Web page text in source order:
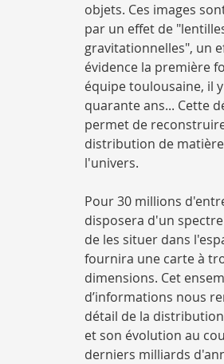
objets. Ces images
par un effet de
gravitationnelles", un
évidence la première
équipe toulousaine, il
quarante ans... Cette
permet de
distribution de
l'univers.
Pour 30 millions
disposera d'un
de les situer dans
fournira une carte à
dimensions. Cet
d’informations nous
détail de la
et son évolution au
derniers milliards